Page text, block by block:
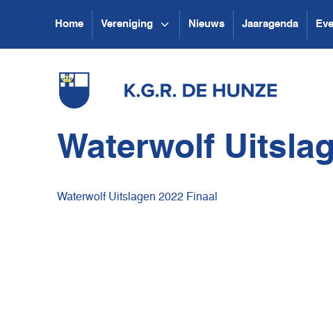
Home Vereniging Nieuws Jaaragenda
Waterwolf
Waterwolf Uitslagen 2022 Finaal